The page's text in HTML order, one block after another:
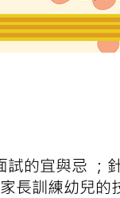
的宜與忌 ；
長訓練幼兒